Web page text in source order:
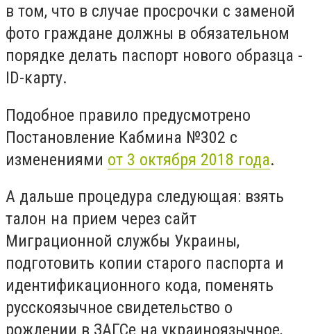
в том, что в случае просрочки с заменой
фото граждане должны в обязательном
порядке делать паспорт нового образца -
ID-карту.
Подобное правило предусмотрено
Постановление Кабмина №302 с
изменениями от 3 октября 2018 года.
А дальше процедура следующая: взять
талон на прием через сайт
Миграционной службы Украины,
подготовить копии старого паспорта и
идентификационного кода, поменять
русскоязычное свидетельство о
рождении в ЗАГСе на украиноязычное,